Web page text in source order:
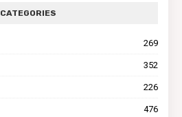
CATEGORIES
269
352
226
476